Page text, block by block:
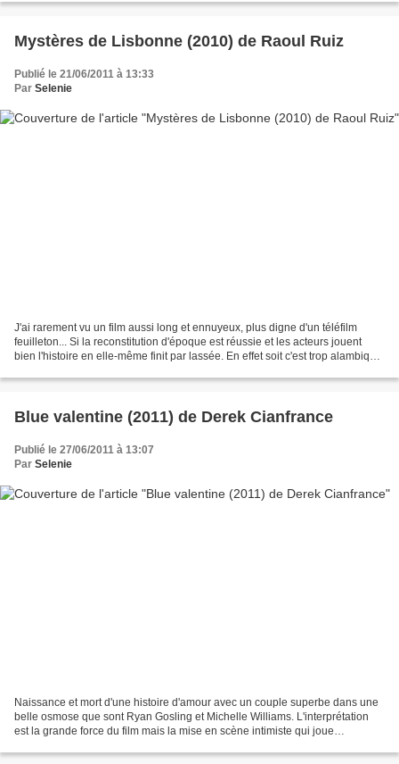
Mystères de Lisbonne (2010) de Raoul Ruiz
Publié le 21/06/2011 à 13:33
Par Selenie
J'ai rarement vu un film aussi long et ennuyeux, plus digne d'un téléfilm
feuilleton... Si la reconstitution d'époque est réussie et les acteurs jouent
bien l'histoire en elle-même finit par lassée. En effet soit c'est trop alambiqué
Blue valentine (2011) de Derek Cianfrance
Publié le 27/06/2011 à 13:07
Par Selenie
Naissance et mort d'une histoire d'amour avec un couple superbe dans une
belle osmose que sont Ryan Gosling et Michelle Williams. L'interprétation
est la grande force du film mais la mise en scène intimiste qui joue